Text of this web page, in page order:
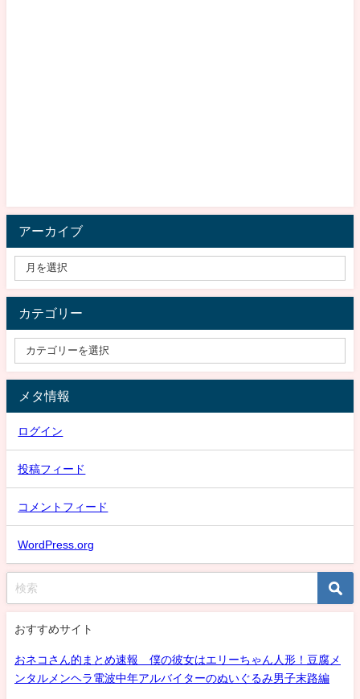
アーカイブ
カテゴリー
メタ情報
ログイン
投稿フィード
コメントフィード
WordPress.org
おすすめサイト
おネコさん的まとめ速報 僕の彼女はエリーちゃん人形！豆腐メ
ンタルメンヘラ電波中年アルバイターのぬいぐるみ男子末路編